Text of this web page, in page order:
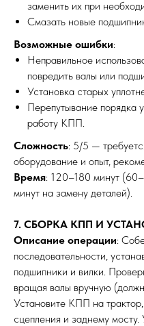
заменить их при
Смазать новые
Возможные ошибки:
Неправильное
повредить валы или
Установка старых
Перепутывание порядка
работу КПП.
Сложность: 5/5 —
оборудование и опыт,
Время: 120–180 минут
минут на замену деталей).
7. СБОРКА КПП И
Описание операции:
последовательности,
подшипники и вилки.
вращая валы вручную
Установите КПП на
сцепления и заднему